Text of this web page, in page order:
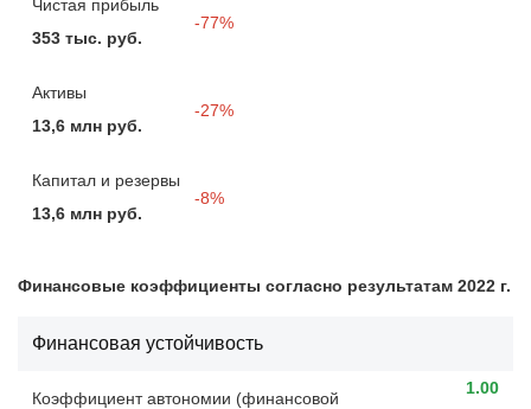
Чистая прибыль
353 тыс. руб.
-77%
Активы
13,6 млн руб.
-27%
Капитал и резервы
13,6 млн руб.
-8%
Финансовые коэффициенты согласно результатам 2022 г.
Финансовая устойчивость
Коэффициент автономии (финансовой
1.00